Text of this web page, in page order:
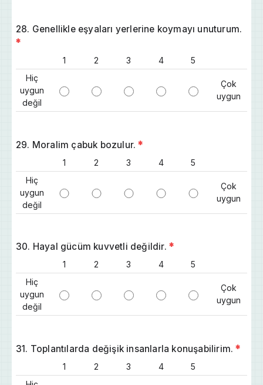
28. Genellikle eşyaları yerlerine koymayı unuturum.
*
1 2 3 4
5
Hiç
uygun
değil
Çok
uygun
29. Moralim çabuk bozulur.*
1 2 3 4
5
Hiç
uygun
değil
Çok
uygun
30. Hayal gücüm kuvvetli değildir. *
1 2 3 4
5
Hiç
uygun
değil
Çok
uygun
31. Toplantılarda değişik insanlarla konuşabilirim.*
1 2 3 4
5